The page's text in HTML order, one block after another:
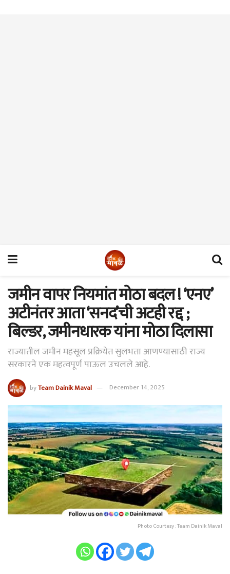
जमीन वापर नियमांत मोठा बदल ! ‘एनए’
अटीनंतर आता ‘सनद’ची अटही रद्द ;
बिल्डर, जमीनधारक यांना मोठा दिलासा
राज्यातील जमीन महसूल प्रक्रियेत सुलभता आणण्यासाठी राज्य
सरकारने एक महत्वपूर्ण पाऊल उचलले आहे.
byTeam Dainik Maval December 14, 2025
Photo Courtesy : Team Dainik Maval